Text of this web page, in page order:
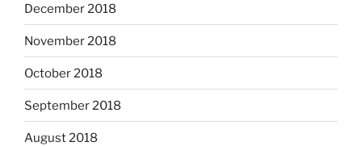
December 2018
November 2018
October 2018
September 2018
August 2018